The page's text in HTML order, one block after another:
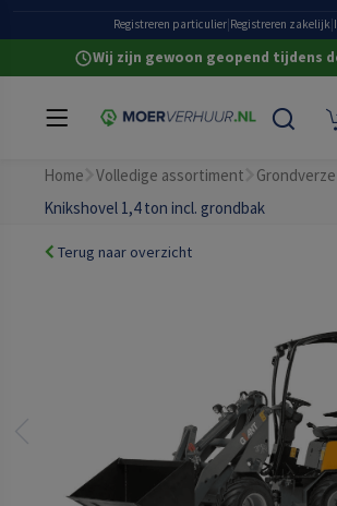
Grote eigen voorraadRegistreren particulier Registreren zakelijk
Wij zijn gewoon geopend tijdens
Home Volledige assortiment
Knikshovel 1,4 ton incl. grondbak
Terug naar overzicht